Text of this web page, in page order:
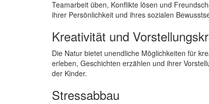
Teamarbeit üben, Konflikte lösen und
ihrer Persönlichkeit und ihres sozialen
Kreativität und
Die Natur bietet unendliche Möglichkeiten für
erleben, Geschichten erzählen und ihrer
der Kinder.
Stressabbau